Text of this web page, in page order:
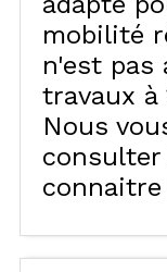
mobilité
n'est pas
travaux à
Nous